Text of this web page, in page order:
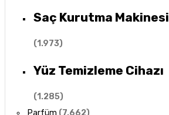
Saç Kurutma Makinesi
(1.973)
Yüz Temizleme Cihazı
(1.285)